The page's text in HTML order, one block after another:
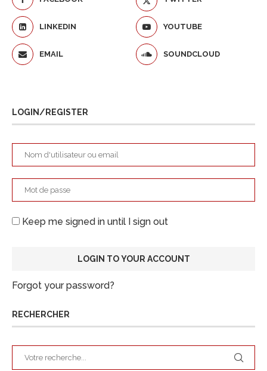
LINKEDIN YOUTUBE
EMAIL SOUNDCLOUD
LOGIN/REGISTER
Keep me signed in until I sign out
Forgot your password?
RECHERCHER